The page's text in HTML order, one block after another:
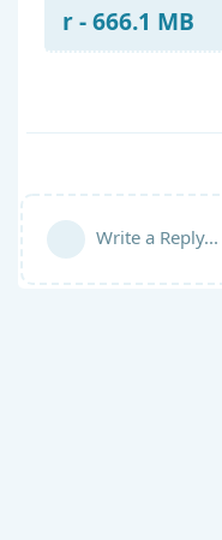
r - 666.1 MB
Write a Reply...